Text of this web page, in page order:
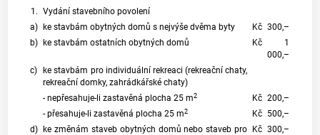
1. Vydání stavebního povolení
a) ke stavbám obytných domů s nejvýše dvěma byty Kč 300,–
b) ke stavbám ostatních obytných domů Kč
1
000,–
c) ke stavbám pro individuální rekreaci (rekreační chaty,
rekreační domky, zahrádkářské chaty)
- nepřesahuje-li zastavěná plocha 25 m2 Kč 200,–
- přesahuje-li zastavěná plocha 25 m2 Kč 500,–
d) ke změnám staveb obytných domů nebo staveb pro Kč 300,–